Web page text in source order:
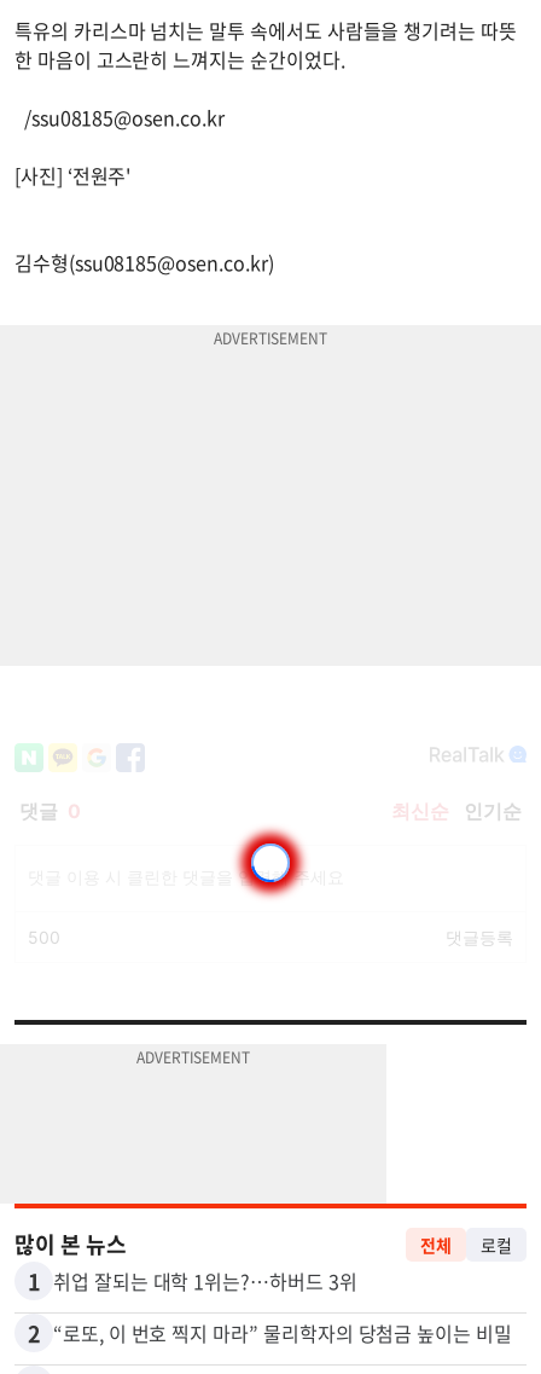
특유의 카리스마 넘치는 말투 속에서도 사람들을 챙기려는 따뜻
한 마음이 고스란히 느껴지는 순간이었다.
/ssu08185@osen.co.kr
[사진] ‘전원주'
김수형(ssu08185@osen.co.kr)
많이 본 뉴스
1 취업 잘되는 대학 1위는?…하버드 3위